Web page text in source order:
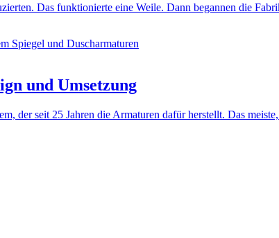
Das funktionierte eine Weile. Dann begannen die
und Umsetzung
der seit 25 Jahren die Armaturen dafür herstellt. Das